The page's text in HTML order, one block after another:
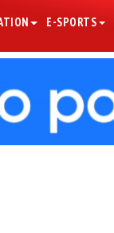
E-SPORTS